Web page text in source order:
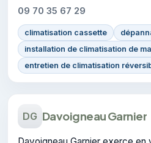
09 70 35 67 29
climatisation cassette
installation de climatisation de
entretien de climatisation
DG Davoigneau Garnier